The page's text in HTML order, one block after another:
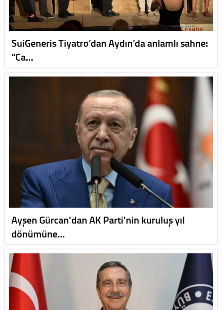
SuiGeneris Tiyatro’dan Aydın’da anlamlı sahne:
“Ca…
Ayşen Gürcan'dan AK Parti'nin kuruluş yıl
dönümüne…